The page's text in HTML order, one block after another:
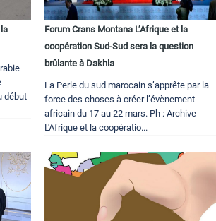
début
Forum Crans Montana L’Afrique et la
coopération Sud-Sud sera la question
brûlante à Dakhla
La Perle du sud marocain s’apprête par la
force des choses à créer l’évènement
africain du 17 au 22 mars. Ph : Archive
L'Afrique et la coopératio...